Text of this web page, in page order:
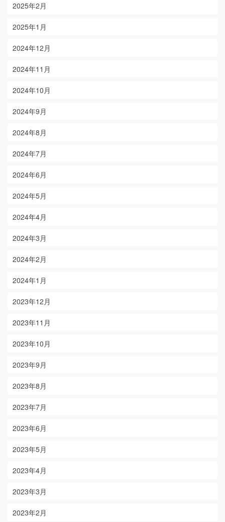
2025年2月
2025年1月
2024年12月
2024年11月
2024年10月
2024年9月
2024年8月
2024年7月
2024年6月
2024年5月
2024年4月
2024年3月
2024年2月
2024年1月
2023年12月
2023年11月
2023年10月
2023年9月
2023年8月
2023年7月
2023年6月
2023年5月
2023年4月
2023年3月
2023年2月